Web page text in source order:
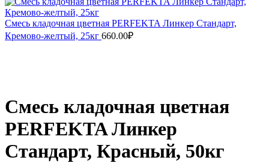
Смесь кладочная цветная PERFEKTA Линкер Стандарт,
Кремово-желтый, 25кг 660.00₽
Смесь кладочная цветная
PERFEKTA Линкер
Стандарт, Красный, 50кг